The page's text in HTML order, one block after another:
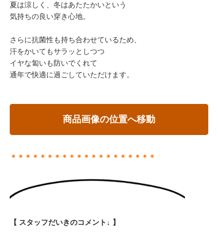
夏は涼しく、冬はあたたかいという
気持ちの良い穿き心地。
さらに抗菌性も持ち合わせているため、
汗をかいてもサラッとしつつ
イヤな匐いも防いでくれて
通年で快適に過ごしていただけます。
商品画像の位置へ移動
＊＊＊＊＊＊＊＊＊＊＊＊＊＊＊＊＊＊＊＊
【 スタッフだいきのコメント↓ 】